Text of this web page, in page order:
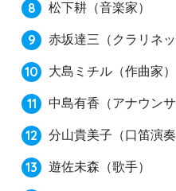
松下耕 （音楽家）
赤坂達三 （クラリネ
大島ミチル （作曲家）
中島有香 （アナウンサ
分山貴美子 （口笛演奏
遊佐未森 （歌手）